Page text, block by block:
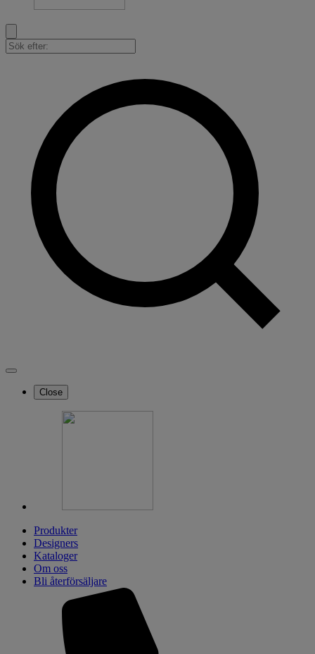
Close
Produkter
Designers
Kataloger
Om oss
Bli återförsäljare